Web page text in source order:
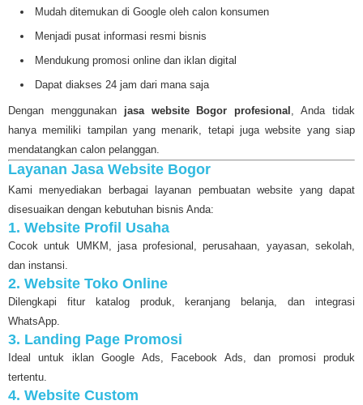
Mudah ditemukan di Google oleh calon konsumen
Menjadi pusat informasi resmi bisnis
Mendukung promosi online dan iklan digital
Dapat diakses 24 jam dari mana saja
Dengan menggunakan jasa website Bogor profesional , Anda tidak
hanya memiliki tampilan yang menarik, tetapi juga website yang siap
mendatangkan calon pelanggan.
Layanan Jasa Website Bogor
Kami menyediakan berbagai layanan pembuatan website yang dapat
disesuaikan dengan kebutuhan bisnis Anda:
1. Website Profil Usaha
Cocok untuk UMKM, jasa profesional, perusahaan, yayasan, sekolah,
dan instansi.
2. Website Toko Online
Dilengkapi fitur katalog produk, keranjang belanja, dan integrasi
WhatsApp.
3. Landing Page Promosi
Ideal untuk iklan Google Ads, Facebook Ads, dan promosi produk
tertentu.
4. Website Custom